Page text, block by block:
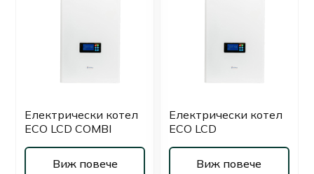
Електрически котел
ECO LCD COMBI
Виж повече
Електрически котел
ECO LCD
Виж повече